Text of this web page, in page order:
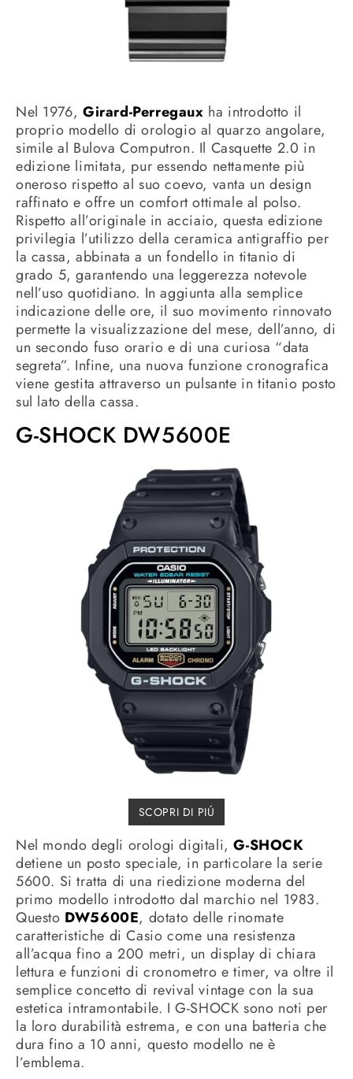
Nel 1976, Girard-Perregaux ha introdotto il
proprio modello di orologio al quarzo angolare,
simile al Bulova Computron. Il Casquette 2.0 in
edizione limitata, pur essendo nettamente più
oneroso rispetto al suo coevo, vanta un design
raffinato e offre un comfort ottimale al polso.
Rispetto all’originale in acciaio, questa edizione
privilegia l’utilizzo della ceramica antigraffio per
la cassa, abbinata a un fondello in titanio di
grado 5, garantendo una leggerezza notevole
nell’uso quotidiano. In aggiunta alla semplice
indicazione delle ore, il suo movimento rinnovato
permette la visualizzazione del mese, dell’anno, di
un secondo fuso orario e di una curiosa “data
segreta”. Infine, una nuova funzione cronografica
viene gestita attraverso un pulsante in titanio posto
sul lato della cassa.
G-SHOCK DW5600E
SCOPRI DI PIÚ
Nel mondo degli orologi digitali,G-SHOCK
detiene un posto speciale, in particolare la serie
5600. Si tratta di una riedizione moderna del
primo modello introdotto dal marchio nel 1983.
Questo DW5600E, dotato delle rinomate
caratteristiche di Casio come una resistenza
all’acqua fino a 200 metri, un display di chiara
lettura e funzioni di cronometro e timer, va oltre il
semplice concetto di revival vintage con la sua
estetica intramontabile. I G-SHOCK sono noti per
la loro durabilità estrema, e con una batteria che
dura fino a 10 anni, questo modello ne è
l’emblema.